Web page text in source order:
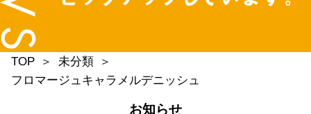
TOP
未分類
フロマージュキャラメルデニッシュ
お知らせ